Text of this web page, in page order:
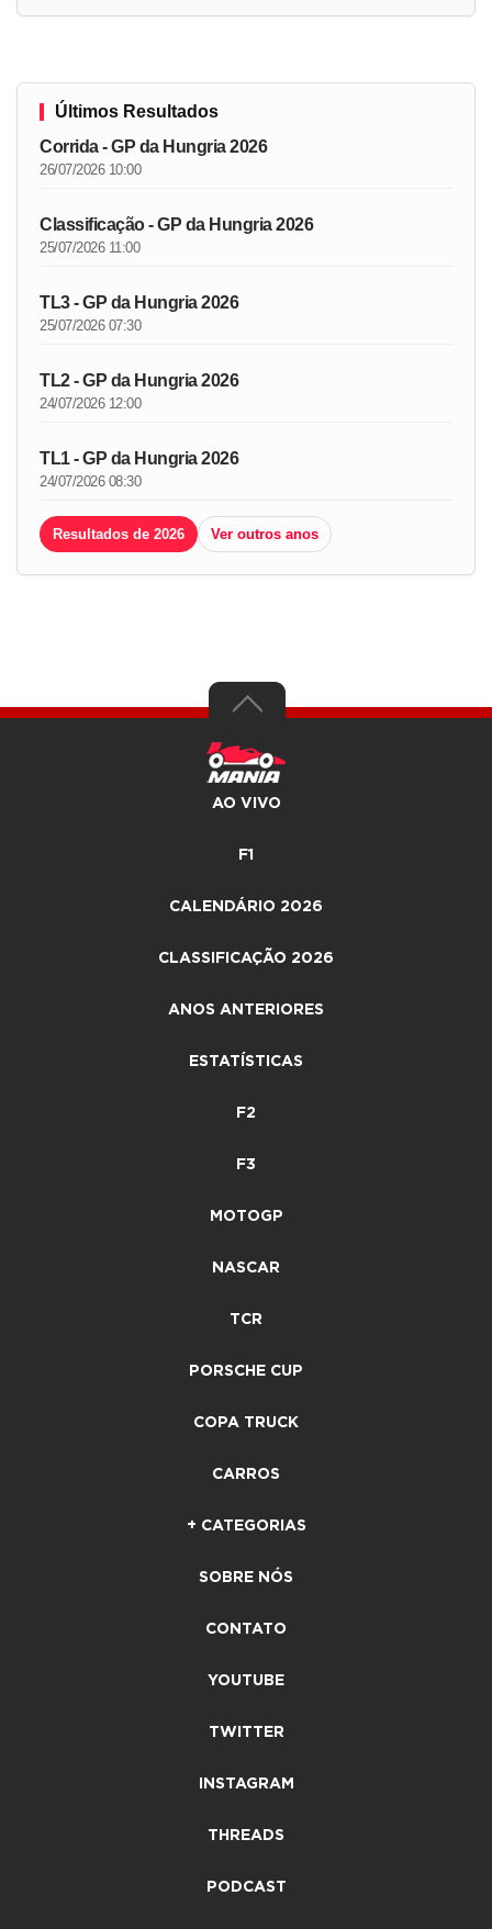
Últimos Resultados
Corrida - GP da Hungria 2026
26/07/2026 10:00
Classificação - GP da Hungria 2026
25/07/2026 11:00
TL3 - GP da Hungria 2026
25/07/2026 07:30
TL2 - GP da Hungria 2026
24/07/2026 12:00
TL1 - GP da Hungria 2026
24/07/2026 08:30
Resultados de 2026 Ver outros anos
AO VIVO
F1
CALENDÁRIO 2026
CLASSIFICAÇÃO 2026
ANOS ANTERIORES
ESTATÍSTICAS
F2
F3
MOTOGP
NASCAR
TCR
PORSCHE CUP
COPA TRUCK
CARROS
+ CATEGORIAS
SOBRE NÓS
CONTATO
YOUTUBE
TWITTER
INSTAGRAM
THREADS
PODCAST